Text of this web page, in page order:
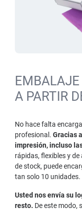
EMBALAJE
A PARTIR
No hace falta
profesional. Gracias
impresión, incluso
rápidas, flexibles y
de stock, puede
tan solo 10 unidades.
Usted nos envía su
resto. De este modo,